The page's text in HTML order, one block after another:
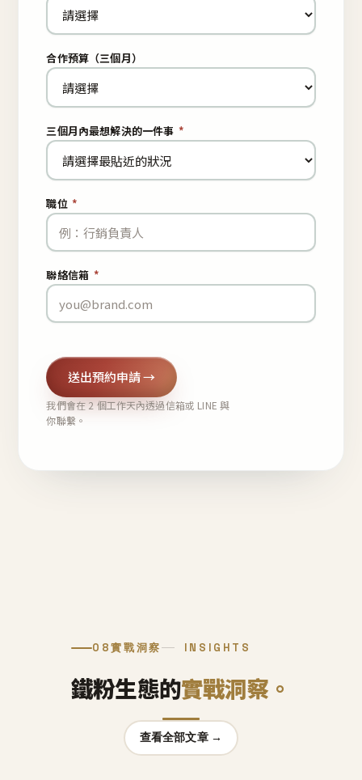
合作預算（三個月）
三個月內最想解決的一件事 *
職位 *
聯絡信箱 *
送出預約申請 →
我們會在 2 個工作天內透過信箱或 LINE 與
你聯繫。
08實戰洞察 INSIGHTS
鐵粉生態的實戰洞察。
查看全部文章 →